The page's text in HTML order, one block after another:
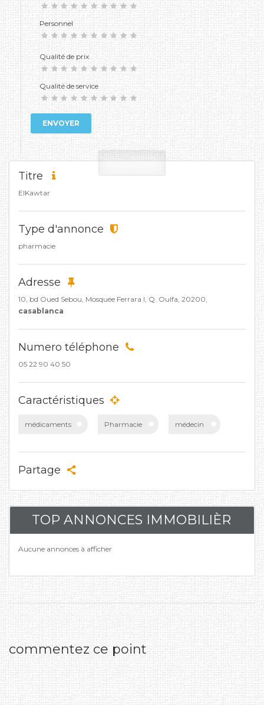
Personnel
Qualité de prix
Qualité de service
ENVOYER
Titre
ElKawtar
Type d'annonce
pharmacie
Adresse
10, bd Oued Sebou, Mosquée Ferrara I, Q. Oulfa, 20200,
casablanca
Numero téléphone
05 22 90 40 50
Caractéristiques
médicaments Pharmacie médecin
Partage
TOP ANNONCES IMMOBILIÈR
Aucune annonces à afficher
commentez ce point